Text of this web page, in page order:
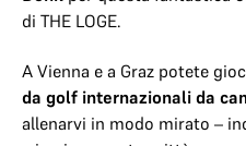
di THE LOGE.
A Vienna e a Graz potete
da golf internazionali da
allenarvi in modo mirato –